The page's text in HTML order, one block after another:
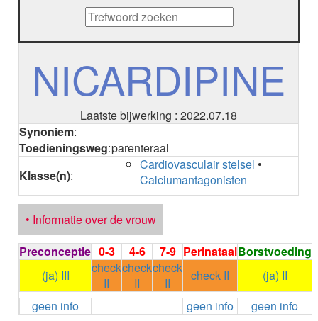
ADALIMUMAB
ADAPALEEN
ADAPALEEN / BENZOYLPEROXIDE
ADENOSINE
AESCINE
AFLIBERCEPT intravitreaal
AFLIBERCEPT parenteraal
AGALSIDASE bèta
AGOMELATINE
ALBIGLUTIDE
ALBUTREPENONACOG ALFA
Stollingsfactor IX; Factor IX
ALCOHOL
ETHANOL
ALECTINIB
ALEMTUZUMAB
NICARDIPINE
Laatste bijwerking : 2022.07.18
Synoniem:
Toedieningsweg:parenteraal
Klasse(n):
Cardiovasculair stelsel •
Calciumantagonisten
• Informatie over de vrouw
Preconceptie 0-3 4-6 7-9 PerinataalBorstvoeding
(ja) III
check
II
check
II
check
II
check II
(ja) II
geen info
geen info
geen info